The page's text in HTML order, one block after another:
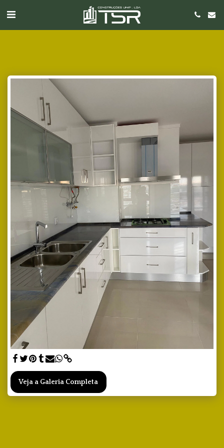
Veja a Galeria Completa